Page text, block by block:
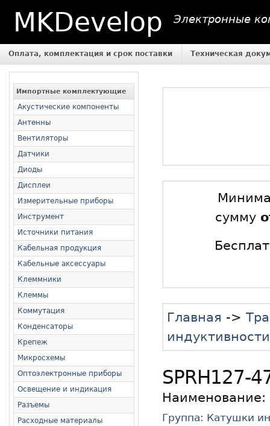
MKDevelop Электронные
Оплата, комплектация и срок поставки Техническая
Импортные комплектующие
Акустические компоненты
Антенны
Вентиляторы
Датчики
Диоды
Дисплеи
Измерительные приборы
Инструмент
Источники питания
Кабельная продукция
Кабельные аксессуары
Клеммники
Клеммы
Коммутация
Конденсаторы
Крепеж
Микросхемы
Оптоэлектронные приборы
Освещение и индикация
Разъемы
Расходные материалы
сумму
Главная ->
индуктивности
SPRH127-
Наименование:
Группа: Катушки